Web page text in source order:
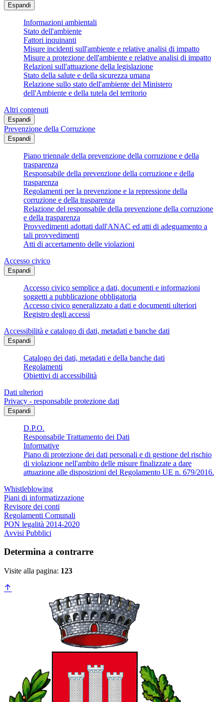
Espandi
Informazioni ambientali
Stato dell'ambiente
Fattori inquinanti
Misure incidenti sull'ambiente e relative analisi di impatto
Misure a protezione dell'ambiente e relative analisi di impatto
Relazioni sull'attuazione della legislazione
Stato della salute e della sicurezza umana
Relazione sullo stato dell'ambiente del Ministero
dell'Ambiente e della tutela del territorio
Altri contenuti
Espandi
Prevenzione della Corruzione
Espandi
Piano triennale della prevenzione della corruzione e della
trasparenza
Responsabile della prevenzione della corruzione e della
trasparenza
Regolamenti per la prevenzione e la repressione della
corruzione e della trasparenza
Relazione del responsabile della prevenzione della corruzione
e della trasparenza
Provvedimenti adottati dall'ANAC ed atti di adeguamento a
tali provvedimenti
Atti di accertamento delle violazioni
Accesso civico
Espandi
Accesso civico semplice a dati, documenti e informazioni
soggetti a pubblicazione obbligatoria
Accesso civico generalizzato a dati e documenti ulteriori
Registro degli accessi
Accessibilità e catalogo di dati, metadati e banche dati
Espandi
Catalogo dei dati, metadati e della banche dati
Regolamenti
Obiettivi di accessibilità
Dati ulteriori
Privacy - responsabile protezione dati
Espandi
D.P.O.
Responsabile Trattamento dei Dati
Informative
Piano di protezione dei dati personali e di gestione del rischio
di violazione nell'ambito delle misure finalizzate a dare
attuazione alle disposizioni del Regolamento UE n. 679/2016.
Whistleblowing
Piani di informatizzazione
Revisore dei conti
Regolamenti Comunali
PON legalità 2014-2020
Avvisi Pubblici
Determina a contrarre
Visite alla pagina: 123